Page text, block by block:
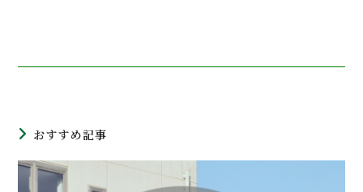
おすすめ記事